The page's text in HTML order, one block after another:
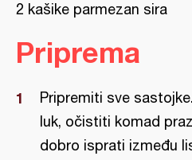
2 kašike parmezan sira
Priprema
Pripremiti sve
luk, očistiti komad
dobro isprati između